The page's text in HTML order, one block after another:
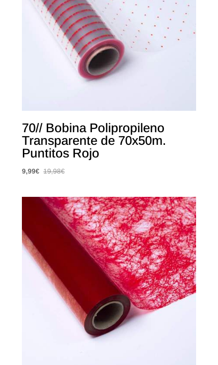
70// Bobina Polipropileno
Transparente de 70x50m.
Puntitos Rojo
9,99€ 19,98€